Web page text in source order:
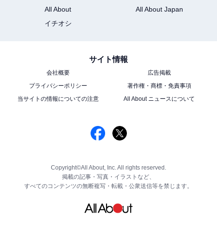
All About
All About Japan
イチオシ
サイト情報
会社概要
広告掲載
プライバシーポリシー
著作権・商標・免責事項
当サイトの情報についての注意
All About ニュースについて
Copyright©All About, Inc. All rights reserved.
掲載の記事・写真・イラストなど、
すべてのコンテンツの無断複写・転載・公衆送信等を禁じます。